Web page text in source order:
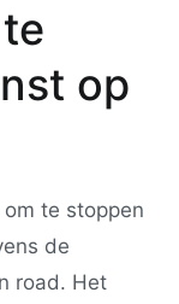
op
te stoppen
de
road. Het